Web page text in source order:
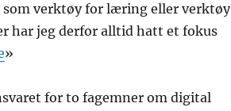
verktøy for læring eller verktøy
har jeg derfor alltid hatt et fokus
»
for to fagemner om digital